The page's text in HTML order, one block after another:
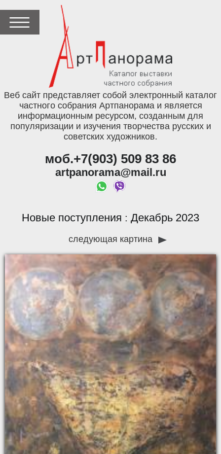
Веб сайт представляет собой электронный каталог
частного собрания Артпанорама и является
информационным ресурсом, созданным для
популяризации и изучения творчества русских и
советских художников.
моб.+7(903) 509 83 86
artpanorama@mail.ru
Новые поступления : Декабрь 2023
следующая картина